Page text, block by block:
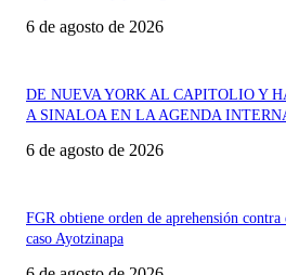
6 de agosto de 2026
DE NUEVA YORK AL CAPITOLIO Y
A SINALOA EN LA AGENDA
6 de agosto de 2026
FGR obtiene orden de aprehensión
caso Ayotzinapa